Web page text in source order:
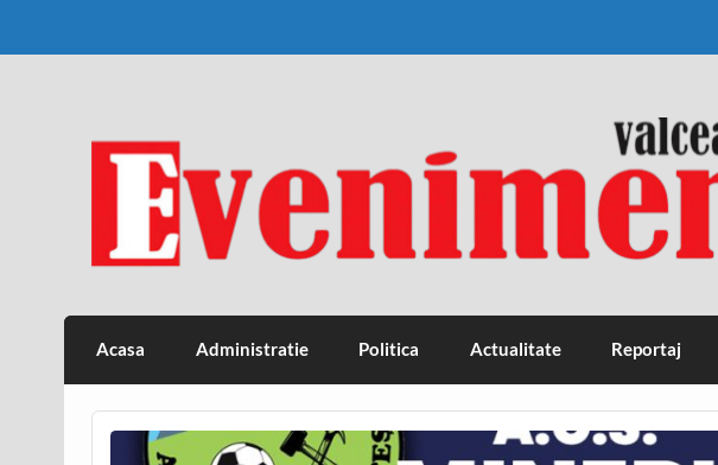
Eveniment Valcean
Acasa Administratie Politica Actualitate Reportaj